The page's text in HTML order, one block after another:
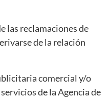
las reclamaciones de
de la relación
comercial y/o
de la Agencia de